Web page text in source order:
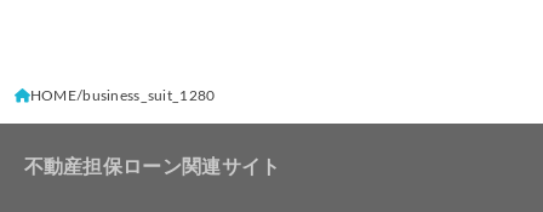
HOME business_suit_1280
不動産担保ローン関連サイト